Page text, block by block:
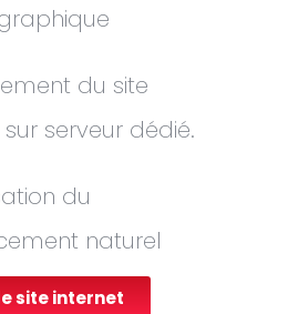
du site
serveur dédié.
du
naturel
site internet